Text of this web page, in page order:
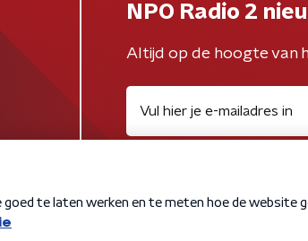
NPO Radio 2
Altijd op de hoogte van